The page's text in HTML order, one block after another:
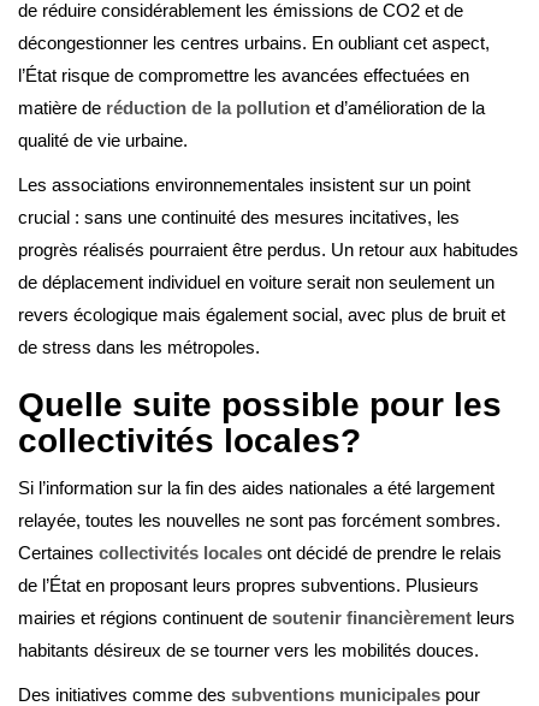
de réduire considérablement les émissions de CO2 et de
décongestionner les centres urbains. En oubliant cet aspect,
l’État risque de compromettre les avancées effectuées en
matière de réduction de la pollution et d’amélioration de la
qualité de vie urbaine.
Les associations environnementales insistent sur un point
crucial : sans une continuité des mesures incitatives, les
progrès réalisés pourraient être perdus. Un retour aux habitudes
de déplacement individuel en voiture serait non seulement un
revers écologique mais également social, avec plus de bruit et
de stress dans les métropoles.
Quelle suite possible pour les
collectivités locales?
Si l’information sur la fin des aides nationales a été largement
relayée, toutes les nouvelles ne sont pas forcément sombres.
Certaines collectivités locales ont décidé de prendre le relais
de l’État en proposant leurs propres subventions. Plusieurs
mairies et régions continuent de soutenir financièrement leurs
habitants désireux de se tourner vers les mobilités douces.
Des initiatives comme des subventions municipales pour